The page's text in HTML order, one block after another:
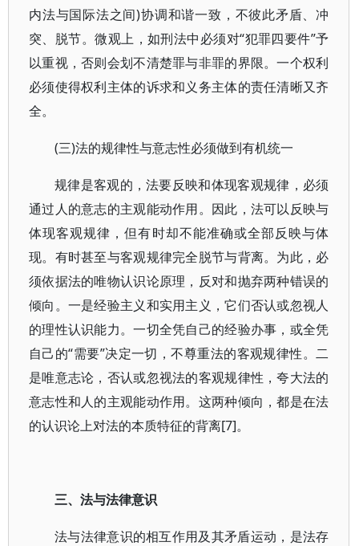
内法与国际法之间)协调和谐一致，不彼此矛盾、冲
突、脱节。微观上，如刑法中必须对“犯罪四要件”予
以重视，否则会划不清楚罪与非罪的界限。一个权利
必须使得权利主体的诉求和义务主体的责任清晰又齐
全。
(三)法的规律性与意志性必须做到有机统一
规律是客观的，法要反映和体现客观规律，必须
通过人的意志的主观能动作用。因此，法可以反映与
体现客观规律，但有时却不能准确或全部反映与体
现。有时甚至与客观规律完全脱节与背离。为此，必
须依据法的唯物认识论原理，反对和抛弃两种错误的
倾向。一是经验主义和实用主义，它们否认或忽视人
的理性认识能力。一切全凭自己的经验办事，或全凭
自己的“需要”决定一切，不尊重法的客观规律性。二
是唯意志论，否认或忽视法的客观规律性，夸大法的
意志性和人的主观能动作用。这两种倾向，都是在法
的认识论上对法的本质特征的背离[7]。
三、法与法律意识
法与法律意识的相互作用及其矛盾运动，是法存